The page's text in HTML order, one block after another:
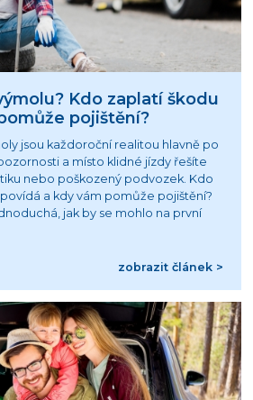
Kdo zaplatí škodu
pojištění?
jsou každoroční realitou hlavně po
a místo klidné jízdy řešíte
nebo poškozený podvozek. Kdo
a kdy vám pomůže pojištění?
jak by se mohlo na první
zobrazit článek >